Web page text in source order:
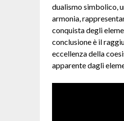
dualismo simbolico,
armonia,
conquista degli
conclusione è il
eccellenza della
apparente dagli